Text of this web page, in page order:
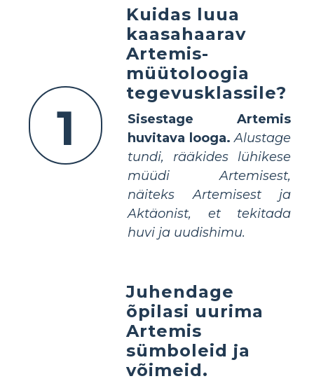
1
Kuidas luua
kaasahaarav
Artemis-
müütoloogia
tegevusklassile?
Sisestage Artemis
huvitava looga. Alustage
tundi, rääkides lühikese
müüdi Artemisest,
näiteks Artemisest ja
Aktäonist, et tekitada
huvi ja uudishimu.
Juhendage
õpilasi uurima
Artemis
sümboleid ja
võimeid.